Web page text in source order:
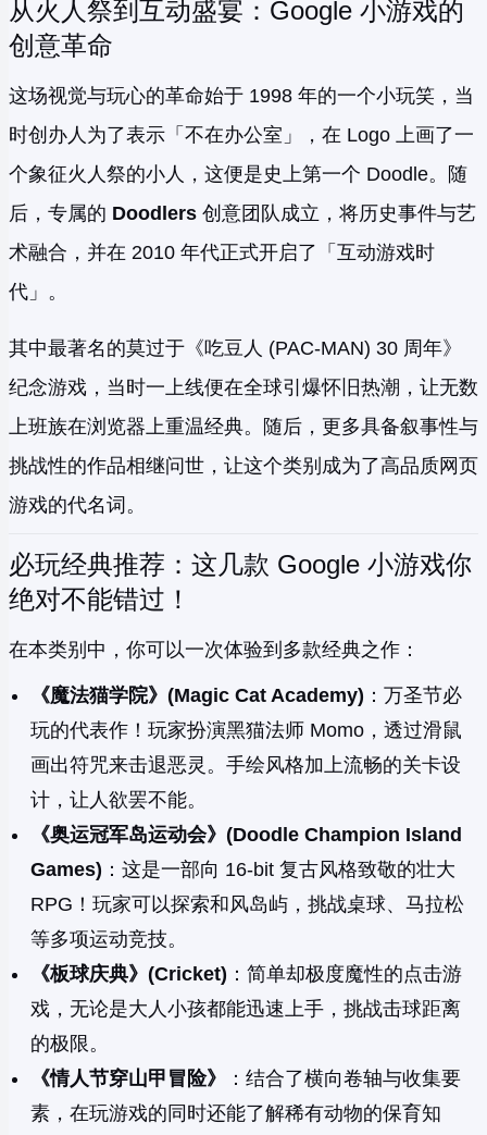
从火人祭到互动盛宴：Google 小游戏的
创意革命
这场视觉与玩心的革命始于 1998 年的一个小玩笑，当
时创办人为了表示「不在办公室」，在 Logo 上画了一
个象征火人祭的小人，这便是史上第一个 Doodle。随
后，专属的 Doodlers 创意团队成立，将历史事件与艺
术融合，并在 2010 年代正式开启了「互动游戏时
代」。
其中最著名的莫过于《吃豆人 (PAC-MAN) 30 周年》
纪念游戏，当时一上线便在全球引爆怀旧热潮，让无数
上班族在浏览器上重温经典。随后，更多具备叙事性与
挑战性的作品相继问世，让这个类别成为了高品质网页
游戏的代名词。
必玩经典推荐：这几款 Google 小游戏你
绝对不能错过！
在本类别中，你可以一次体验到多款经典之作：
《魔法猫学院》(Magic Cat Academy) ：万圣节必
玩的代表作！玩家扮演黑猫法师 Momo，透过滑鼠
画出符咒来击退恶灵。手绘风格加上流畅的关卡设
计，让人欲罢不能。
《奥运冠军岛运动会》(Doodle Champion Island
Games) ：这是一部向 16-bit 复古风格致敬的壮大
RPG！玩家可以探索和风岛屿，挑战桌球、马拉松
等多项运动竞技。
《板球庆典》(Cricket) ：简单却极度魔性的点击游
戏，无论是大人小孩都能迅速上手，挑战击球距离
的极限。
《情人节穿山甲冒险》
：结合了横向卷轴与收集要
素，在玩游戏的同时还能了解稀有动物的保育知